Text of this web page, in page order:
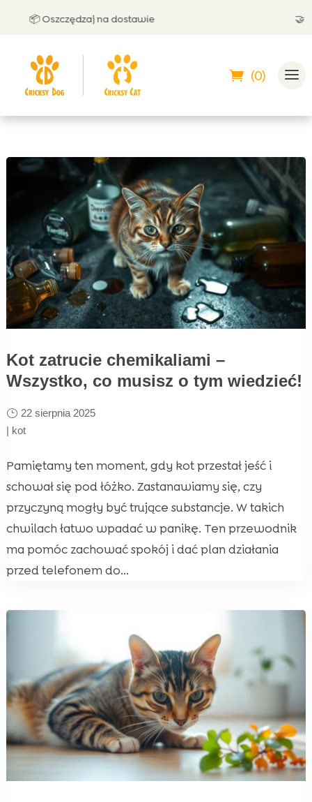
Oszczędzaj na dostawie 🤝
(0)
Kot zatrucie chemikaliami –
Wszystko, co musisz o tym wiedzieć!
22 sierpnia 2025
| kot
Pamiętamy ten moment, gdy kot przestał jeść i
schował się pod łóżko. Zastanawiamy się, czy
przyczyną mogły być trujące substancje. W takich
chwilach łatwo wpadać w panikę. Ten przewodnik
ma pomóc zachować spokój i dać plan działania
przed telefonem do...